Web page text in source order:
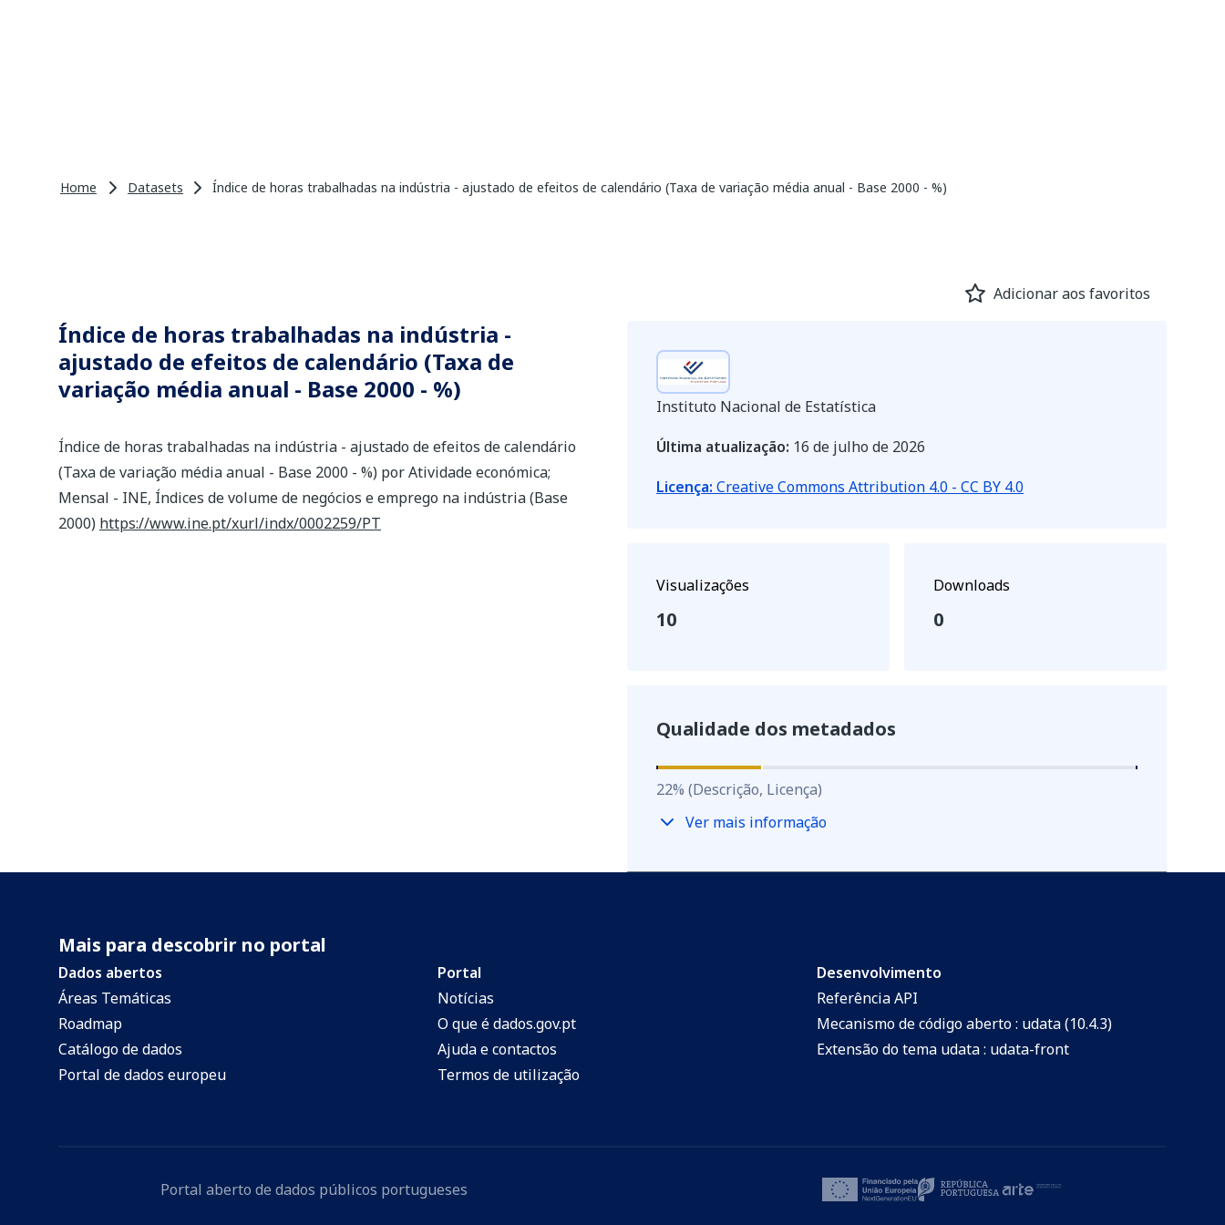
Home Datasets Índice de horas trabalhadas na indústria - ajustado de efeitos de calendário (Taxa de variação média anual - Base 2000 - %)
Adicionar aos favoritos
Índice de horas trabalhadas na indústria -
ajustado de efeitos de calendário (Taxa de
variação média anual - Base 2000 - %)
Índice de horas trabalhadas na indústria - ajustado de efeitos de calendário
(Taxa de variação média anual - Base 2000 - %) por Atividade económica;
Mensal - INE, Índices de volume de negócios e emprego na indústria (Base
2000) https://www.ine.pt/xurl/indx/0002259/PT
Instituto Nacional de Estatística
Última atualização: 16 de julho de 2026
Licença: Creative Commons Attribution 4.0 - CC BY 4.0
Visualizações
10
Downloads
0
Qualidade dos metadados
22%
22% (Descrição, Licença)
Ver mais informação
Mais para descobrir no portal
Dados abertos
Áreas Temáticas
Roadmap
Catálogo de dados
Portal de dados europeu
Portal
Notícias
O que é dados.gov.pt
Ajuda e contactos
Termos de utilização
Desenvolvimento
Referência API
Mecanismo de código aberto : udata (10.4.3)
Extensão do tema udata : udata-front
Portal aberto de dados públicos portugueses